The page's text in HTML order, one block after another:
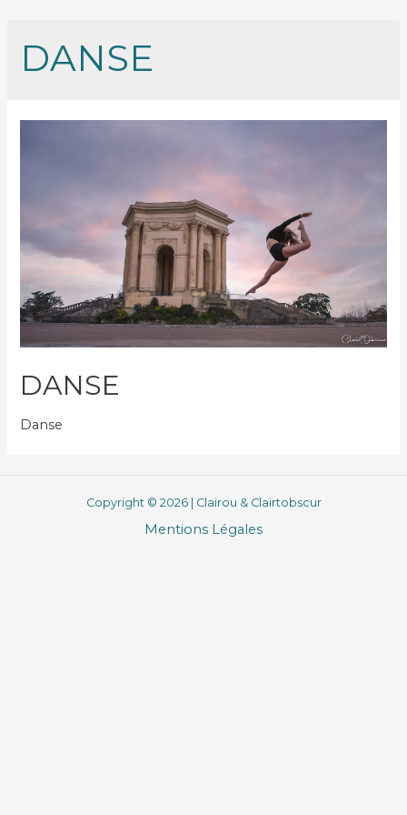
DANSE
DANSE
Danse
Copyright © 2026 | Clairou & Clairtobscur
Mentions Légales